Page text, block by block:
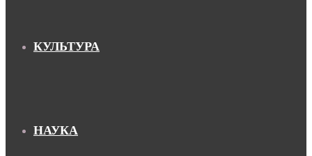
КУЛЬТУРА
НАУКА